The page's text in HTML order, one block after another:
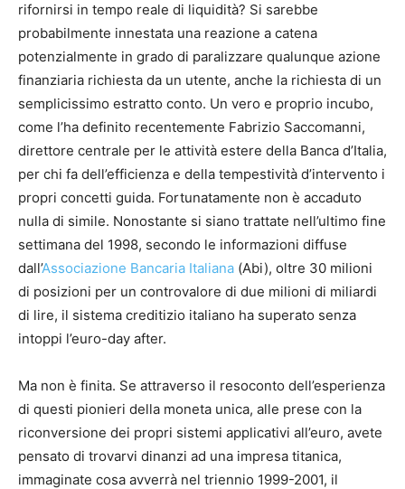
rifornirsi in tempo reale di liquidità? Si sarebbe
probabilmente innestata una reazione a catena
potenzialmente in grado di paralizzare qualunque azione
finanziaria richiesta da un utente, anche la richiesta di un
semplicissimo estratto conto. Un vero e proprio incubo,
come l’ha definito recentemente Fabrizio Saccomanni,
direttore centrale per le attività estere della Banca d’Italia,
per chi fa dell’efficienza e della tempestività d’intervento i
propri concetti guida. Fortunatamente non è accaduto
nulla di simile. Nonostante si siano trattate nell’ultimo fine
settimana del 1998, secondo le informazioni diffuse
dall’Associazione Bancaria Italiana (Abi), oltre 30 milioni
di posizioni per un controvalore di due milioni di miliardi
di lire, il sistema creditizio italiano ha superato senza
intoppi l’euro-day after.
Ma non è finita. Se attraverso il resoconto dell’esperienza
di questi pionieri della moneta unica, alle prese con la
riconversione dei propri sistemi applicativi all’euro, avete
pensato di trovarvi dinanzi ad una impresa titanica,
immaginate cosa avverrà nel triennio 1999-2001, il